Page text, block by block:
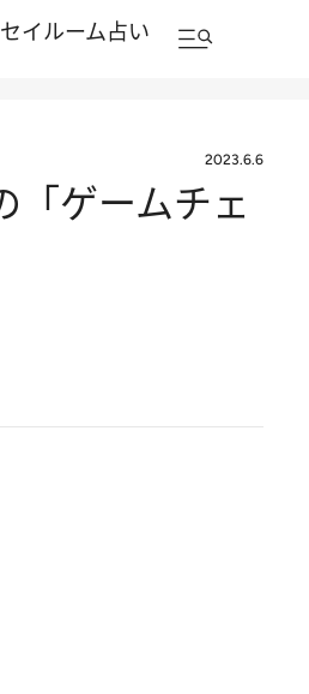
イルーム占い
2023.6.6
「ゲームチェ